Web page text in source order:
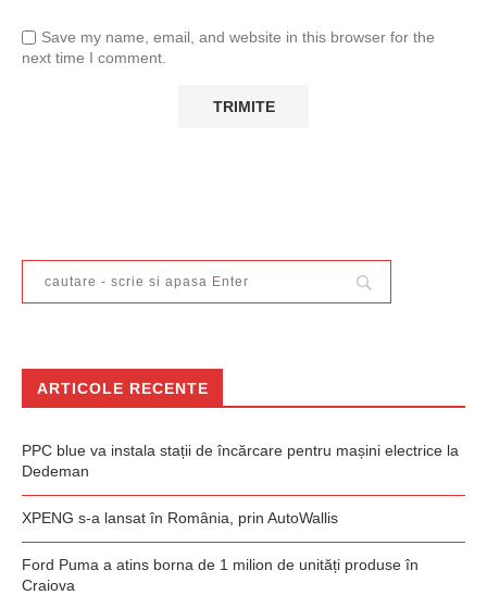
Save my name, email, and website in this browser for the
next time I comment.
ARTICOLE RECENTE
PPC blue va instala stații de încărcare pentru mașini electrice la
Dedeman
XPENG s-a lansat în România, prin AutoWallis
Ford Puma a atins borna de 1 milion de unități produse în
Craiova